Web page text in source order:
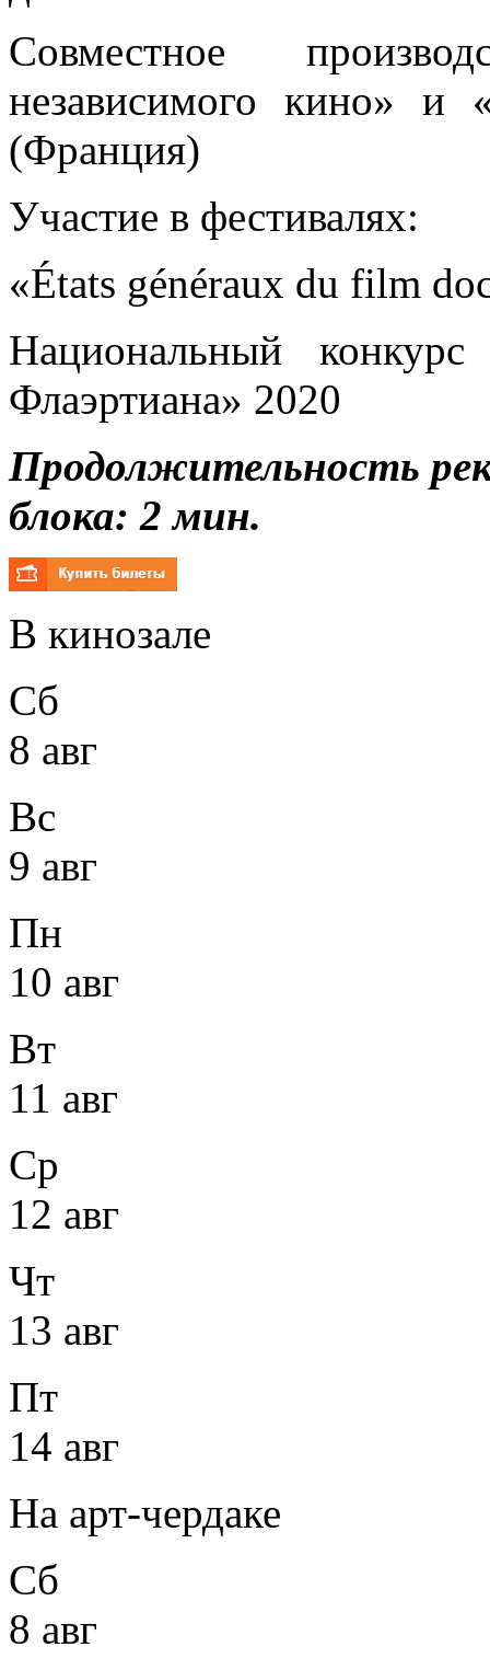
Совместное
независимого кино» и
(Франция)
Участие в фестивалях:
«États généraux du film
Национальный
Флаэртиана» 2020
Продолжительность
блока: 2 мин.
В кинозале
Сб
8 авг
Вс
9 авг
Пн
10 авг
Вт
11 авг
Ср
12 авг
Чт
13 авг
Пт
14 авг
На арт-чердаке
Сб
8 авг